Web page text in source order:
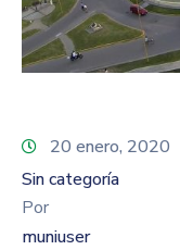
20 enero, 2020
Sin categoría
Por
muniuser